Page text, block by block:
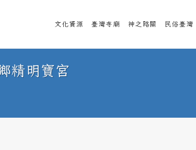
文化資源 臺灣寺廟 神之路關 民俗臺灣
精明寶宮